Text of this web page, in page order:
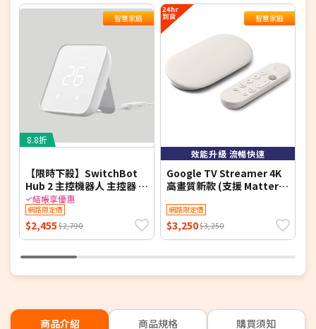
智慧家庭
8.8折
【限時下殺】SwitchBot
Hub 2 主控機器人 主控器 智
慧家庭
結帳享優惠
網路限定價
$2,455 $2,790
智慧家庭
效能升級 流暢快速
Google TV Streamer 4K
高畫質新款 (支援 Matter /
)網路限定價
$3,250$3,250
商品介紹 商品規格 購買須知